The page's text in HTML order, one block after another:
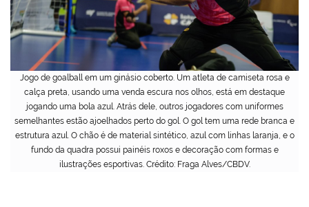
Jogo de goalball em um ginásio coberto. Um atleta de camiseta rosa e
calça preta, usando uma venda escura nos olhos, está em destaque
jogando uma bola azul. Atrás dele, outros jogadores com uniformes
semelhantes estão ajoelhados perto do gol. O gol tem uma rede branca e
estrutura azul. O chão é de material sintético, azul com linhas laranja, e o
fundo da quadra possui painéis roxos e decoração com formas e
ilustrações esportivas. Crédito: Fraga Alves/CBDV.